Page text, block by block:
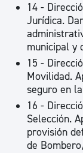
14 -
Jurídica.
municipal y
15 -
Movilidad.
seguro en
16 -
Selección.
provisión
de